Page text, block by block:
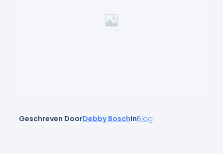
Geschreven DoorDebby BoschInBlog